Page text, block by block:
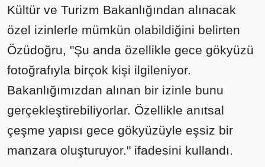
Kültür ve Turizm Bakanlığından alınacak
özel izinlerle mümkün olabildiğini belirten
Özüdoğru, "Şu anda özellikle gece gökyüzü
fotoğrafıyla birçok kişi ilgileniyor.
Bakanlığımızdan alınan bir izinle bunu
gerçekleştirebiliyorlar. Özellikle anıtsal
çeşme yapısı gece gökyüzüyle eşsiz bir
manzara oluşturuyor." ifadesini kullandı.